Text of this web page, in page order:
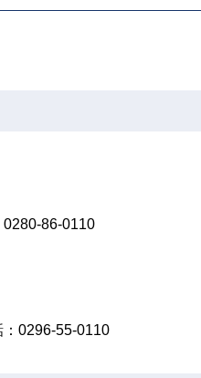
86-0110
0296-55-0110